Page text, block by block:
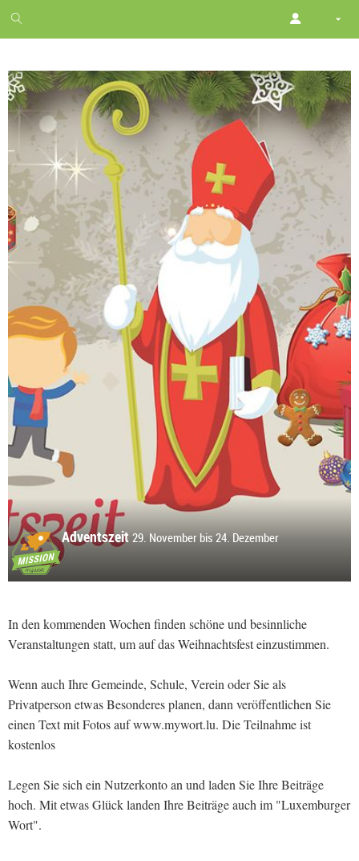
month
Adventszeit29. November bis 24. Dezember
In den kommenden Wochen finden schöne und besinnliche
Veranstaltungen statt, um auf das Weihnachtsfest einzustimmen.
Wenn auch Ihre Gemeinde, Schule, Verein oder Sie als
Privatperson etwas Besonderes planen, dann veröffentlichen Sie
einen Text mit Fotos auf www.mywort.lu. Die Teilnahme ist
kostenlos
Legen Sie sich ein Nutzerkonto an und laden Sie Ihre Beiträge
hoch. Mit etwas Glück landen Ihre Beiträge auch im "Luxemburger
Wort".